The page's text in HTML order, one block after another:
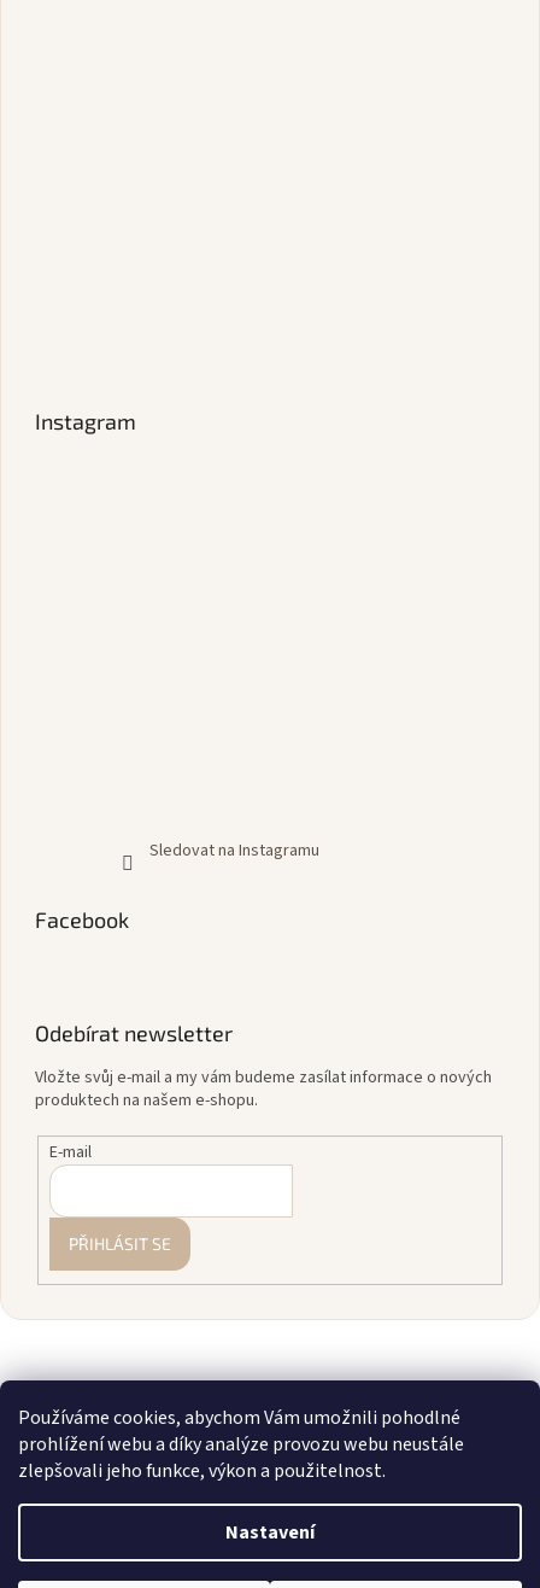
Používáme cookies, abychom Vám umožnili pohodlné
prohlížení webu a díky analýze provozu webu neustále
zlepšovali jeho funkce, výkon a použitelnost.
Nastavení
Instagram
Sledovat na Instagramu
Facebook
Odebírat newsletter
Vložte svůj e-mail a my vám budeme zasílat informace o nových
produktech na našem e-shopu.
E-mail
PŘIHLÁSIT SE
Vytvořil Shoptet